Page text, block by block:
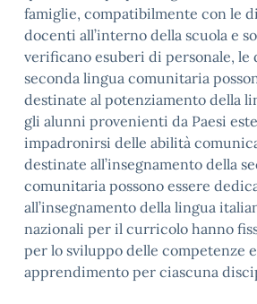
famiglie, compatibilmente con le
docenti all’interno della scuola e
verificano esuberi di personale, le
seconda lingua comunitaria
destinate al potenziamento della
gli alunni provenienti da Paesi
impadronirsi delle abilità
destinate all’insegnamento della
comunitaria possono essere
all’insegnamento della lingua
nazionali per il curricolo hanno
per lo sviluppo delle competenze
apprendimento per ciascuna